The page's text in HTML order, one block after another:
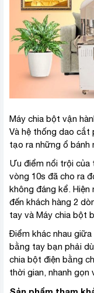
Máy chia bột vận
Và hệ thống dao cắt
tạo ra những ổ bánh
Ưu điểm nổi trội của
vòng 10s đã cho ra
không đáng kể. Hiện
đến khách hàng 2
tay và Máy chia bột
Điểm khác nhau
bằng tay bạn phải
chia bột điện bằng
thời gian, nhanh gọn